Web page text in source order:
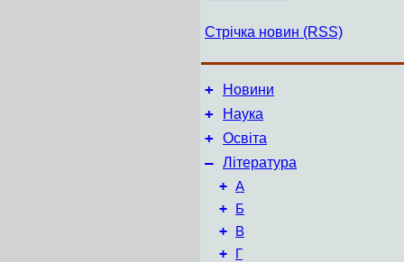
Стрічка новин (RSS)
+ Новини
+ Наука
+ Освіта
– Література
+ А
+ Б
+ В
+ Г